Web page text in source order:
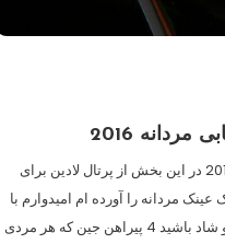
2016
مدل های جدید و شیک عینک آفتابی مردانه 2016 در این بخش از پرتال لادین برای
مردانه را آورده ام امیدوارم با
مشاهده این این عکس ها بتوانید لذت ببرید و شاد باشید 4 پیراهن جین که هر مردی